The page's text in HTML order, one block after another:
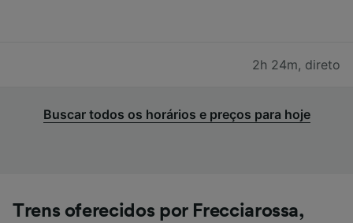
2h 24m, direto
Buscar todos os horários e preços para hoje
Trens oferecidos por Frecciarossa,